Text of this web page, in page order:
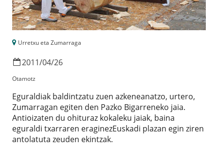
Urretxu eta Zumarraga
2011/04/26
Otamotz
Eguraldiak baldintzatu zuen azkeneanatzo, urtero,
Zumarragan egiten den Pazko Bigarreneko jaia.
Antioizaten du ohituraz kokaleku jaiak, baina
eguraldi txarraren eraginezEuskadi plazan egin ziren
antolatuta zeuden ekintzak.